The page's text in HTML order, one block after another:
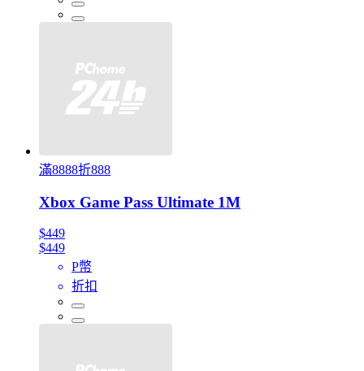
滿8888折888
Xbox Game Pass Ultimate 1M
$449
$449
P幣
折扣